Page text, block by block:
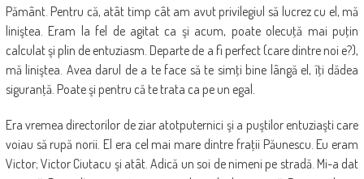
Pământ. Pentru că, atât timp cât am avut privilegiul să lucrez cu el, mă
liniştea. Eram la fel de agitat ca şi acum, poate olecuţă mai puţin
calculat şi plin de entuziasm. Departe de a fi perfect (care dintre noi e?),
mă liniştea. Avea darul de a te face să te simţi bine lângă el, îţi dădea
siguranţă. Poate şi pentru că te trata ca pe un egal.
Era vremea directorilor de ziar atotputernici şi a puştilor entuziaşti care
voiau să rupă norii. El era cel mai mare dintre fraţii Păunescu. Eu eram
Victor; Victor Ciutacu şi atât. Adică un soi de nimeni pe stradă. Mi-a dat